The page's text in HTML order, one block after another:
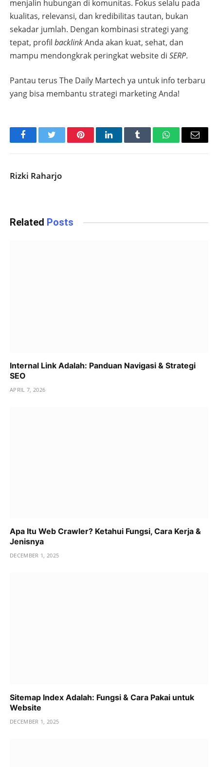
menjalin hubungan di komunitas. Fokus selalu pada
kualitas, relevansi, dan kredibilitas tautan, bukan
sekadar jumlah. Dengan kombinasi strategi yang
tepat, profil backlinkAnda akan kuat, sehat, dan
mampu mendongkrak peringkat website di SERP.
Pantau terus The Daily Martech ya untuk info terbaru
yang bisa membantu strategi marketing Anda!
FacebookTwitter PinterestLinkedInTumblr WhatsAppEmail
Rizki Raharjo
Related Posts
Internal Link Adalah: Panduan Navigasi & Strategi
SEO
APRIL 7, 2026
Apa Itu Web Crawler? Ketahui Fungsi, Cara Kerja &
Jenisnya
DECEMBER 1, 2025
Sitemap Index Adalah: Fungsi & Cara Pakai untuk
Website
DECEMBER 1, 2025